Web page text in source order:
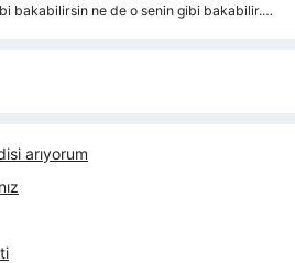
bakabilirsin ne de o senin gibi bakabilir.…
arıyorum